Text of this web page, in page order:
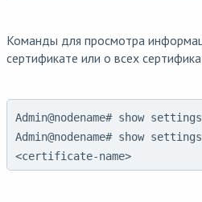
Команды для просмотра
сертификате или о всех
Admin@nodename# show
Admin@nodename# show
<certificate-name>